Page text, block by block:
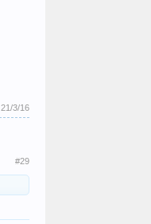
21/3/16
#29